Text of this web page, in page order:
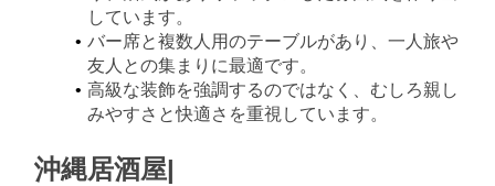
しています。
バー席と複数人用のテーブルがあり、一人旅や
友人との集まりに最適です。
高級な装飾を強調するのではなく、むしろ親し
みやすさと快適さを重視しています。
沖縄居酒屋|